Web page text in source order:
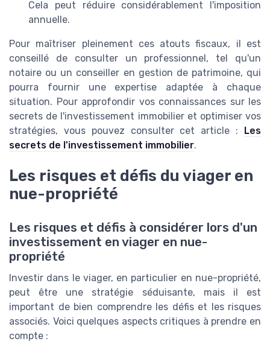
Cela peut réduire considérablement l'imposition
annuelle.
Pour maîtriser pleinement ces atouts fiscaux, il est
conseillé de consulter un professionnel, tel qu'un
notaire ou un conseiller en gestion de patrimoine, qui
pourra fournir une expertise adaptée à chaque
situation. Pour approfondir vos connaissances sur les
secrets de l'investissement immobilier et optimiser vos
stratégies, vous pouvez consulter cet article :
Les
secrets de l'investissement immobilier.
Les risques et défis du viager en
nue-propriété
Les risques et défis à considérer lors d'un
investissement en viager en nue-
propriété
Investir dans le viager, en particulier en nue-propriété,
peut être une stratégie séduisante, mais il est
important de bien comprendre les défis et les risques
associés. Voici quelques aspects critiques à prendre en
compte :